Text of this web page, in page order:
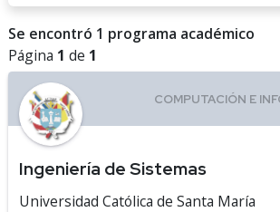
Se encontró 1 programa académico
Página 1 de 1
Ingeniería de Sistemas
Universidad Católica de Santa María